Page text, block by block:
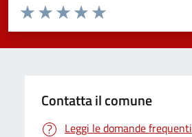
Valuta da 1 a 5 stelle la pagina
Valuta 5 stelle su 5
Valuta 4 stelle su 5
Valuta 3 stelle su 5
Valuta 2 stelle su 5
Valuta 1 stelle su 5
Contatta il comune
Leggi le domande frequenti